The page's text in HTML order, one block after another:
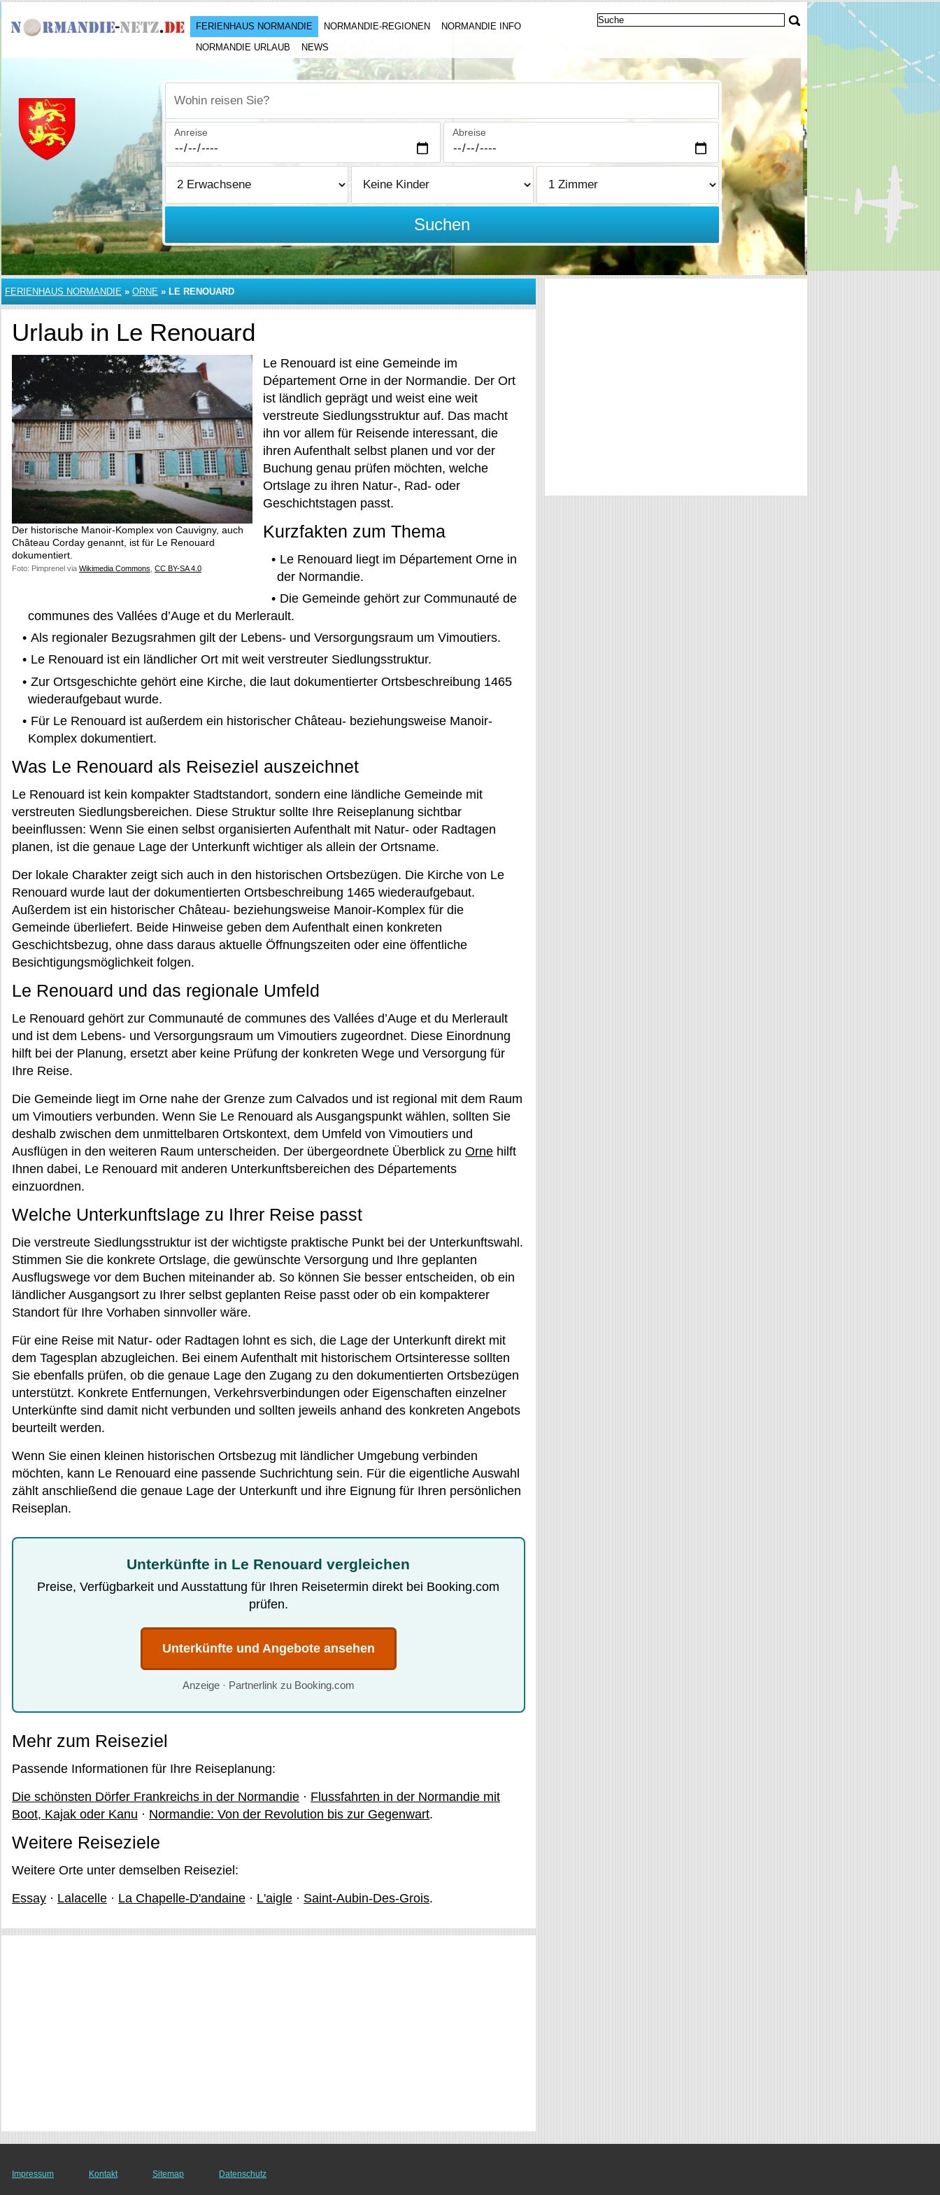
FERIENHAUS NORMANDIE NORMANDIE-REGIONEN
NORMANDIE INFO
NORMANDIE URLAUB
NEWS
Wohin reisen Sie?
Anreise Abreise
Suchen
FERIENHAUS NORMANDIE » ORNE » LE RENOUARD
Urlaub in Le Renouard
Der historische Manoir-Komplex von Cauvigny, auch
Château Corday genannt, ist für Le Renouard
dokumentiert.
Foto: Pimprenel via Wikimedia Commons CC BY-SA 4.0
Le Renouard ist eine Gemeinde im
Département Orne in der Normandie. Der Ort
ist ländlich geprägt und weist eine weit
verstreute Siedlungsstruktur auf. Das macht
ihn vor allem für Reisende interessant, die
ihren Aufenthalt selbst planen und vor der
Buchung genau prüfen möchten, welche
Ortslage zu ihren Natur-, Rad- oder
Geschichtstagen passt.
Kurzfakten zum Thema
Le Renouard liegt im Département Orne in
der Normandie.
Die Gemeinde gehört zur Communauté de
communes des Vallées d’Auge et du Merlerault.
Als regionaler Bezugsrahmen gilt der Lebens- und Versorgungsraum um Vimoutiers.
Le Renouard ist ein ländlicher Ort mit weit verstreuter Siedlungsstruktur.
Zur Ortsgeschichte gehört eine Kirche, die laut dokumentierter Ortsbeschreibung 1465
wiederaufgebaut wurde.
Für Le Renouard ist außerdem ein historischer Château- beziehungsweise Manoir-
Komplex dokumentiert.
Was Le Renouard als Reiseziel auszeichnet
Le Renouard ist kein kompakter Stadtstandort, sondern eine ländliche Gemeinde mit
verstreuten Siedlungsbereichen. Diese Struktur sollte Ihre Reiseplanung sichtbar
beeinflussen: Wenn Sie einen selbst organisierten Aufenthalt mit Natur- oder Radtagen
planen, ist die genaue Lage der Unterkunft wichtiger als allein der Ortsname.
Der lokale Charakter zeigt sich auch in den historischen Ortsbezügen. Die Kirche von Le
Renouard wurde laut der dokumentierten Ortsbeschreibung 1465 wiederaufgebaut.
Außerdem ist ein historischer Château- beziehungsweise Manoir-Komplex für die
Gemeinde überliefert. Beide Hinweise geben dem Aufenthalt einen konkreten
Geschichtsbezug, ohne dass daraus aktuelle Öffnungszeiten oder eine öffentliche
Besichtigungsmöglichkeit folgen.
Le Renouard und das regionale Umfeld
Le Renouard gehört zur Communauté de communes des Vallées d’Auge et du Merlerault
und ist dem Lebens- und Versorgungsraum um Vimoutiers zugeordnet. Diese Einordnung
hilft bei der Planung, ersetzt aber keine Prüfung der konkreten Wege und Versorgung für
Ihre Reise.
Die Gemeinde liegt im Orne nahe der Grenze zum Calvados und ist regional mit dem Raum
um Vimoutiers verbunden. Wenn Sie Le Renouard als Ausgangspunkt wählen, sollten Sie
deshalb zwischen dem unmittelbaren Ortskontext, dem Umfeld von Vimoutiers und
Ausflügen in den weiteren Raum unterscheiden. Der übergeordnete Überblick zu Orne hilft
Ihnen dabei, Le Renouard mit anderen Unterkunftsbereichen des Départements
einzuordnen.
Welche Unterkunftslage zu Ihrer Reise passt
Die verstreute Siedlungsstruktur ist der wichtigste praktische Punkt bei der Unterkunftswahl.
Stimmen Sie die konkrete Ortslage, die gewünschte Versorgung und Ihre geplanten
Ausflugswege vor dem Buchen miteinander ab. So können Sie besser entscheiden, ob ein
ländlicher Ausgangsort zu Ihrer selbst geplanten Reise passt oder ob ein kompakterer
Standort für Ihre Vorhaben sinnvoller wäre.
Für eine Reise mit Natur- oder Radtagen lohnt es sich, die Lage der Unterkunft direkt mit
dem Tagesplan abzugleichen. Bei einem Aufenthalt mit historischem Ortsinteresse sollten
Sie ebenfalls prüfen, ob die genaue Lage den Zugang zu den dokumentierten Ortsbezügen
unterstützt. Konkrete Entfernungen, Verkehrsverbindungen oder Eigenschaften einzelner
Unterkünfte sind damit nicht verbunden und sollten jeweils anhand des konkreten Angebots
beurteilt werden.
Wenn Sie einen kleinen historischen Ortsbezug mit ländlicher Umgebung verbinden
möchten, kann Le Renouard eine passende Suchrichtung sein. Für die eigentliche Auswahl
zählt anschließend die genaue Lage der Unterkunft und ihre Eignung für Ihren persönlichen
Reiseplan.
Unterkünfte in Le Renouard vergleichen
Preise, Verfügbarkeit und Ausstattung für Ihren Reisetermin direkt bei Booking.com
prüfen.
Unterkünfte und Angebote ansehen
Anzeige · Partnerlink zu Booking.com
Mehr zum Reiseziel
Passende Informationen für Ihre Reiseplanung:
Die schönsten Dörfer Frankreichs in der Normandie · Flussfahrten in der Normandie mit
Boot, Kajak oder Kanu · Normandie: Von der Revolution bis zur Gegenwart.
Weitere Reiseziele
Weitere Orte unter demselben Reiseziel:
Essay · Lalacelle · La Chapelle-D'andaine · L'aigle · Saint-Aubin-Des-Grois.
Impressum Kontakt Sitemap Datenschutz